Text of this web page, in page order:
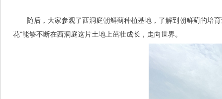
随后，大家参观了西洞庭朝鲜蓟种植基地，了解到朝鲜蓟的培
花”能够不断在西洞庭这片土地上茁壮成长，走向世界。